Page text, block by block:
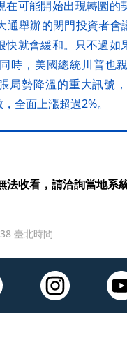
在可能開始出現轉圜
通舉辦的閉門投資者
快就會緩和。只不過
時，美國總統川普也
局勢降溫的重大訊號
全面上漲超過2%。
收看，請洽詢當地系統
臺北時間